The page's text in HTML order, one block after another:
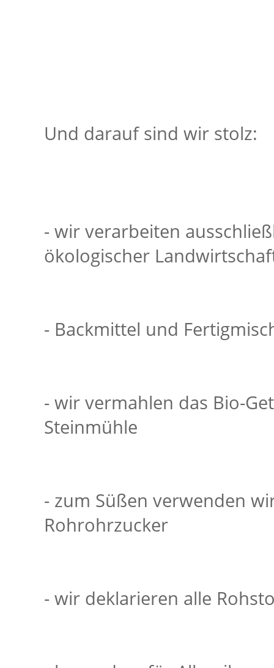
Und darauf sind wir stolz:
- wir verarbeiten
ökologischer
- Backmittel und
- wir vermahlen das Bio-
Steinmühle
- zum Süßen verwenden
Rohrohrzucker
- wir deklarieren alle